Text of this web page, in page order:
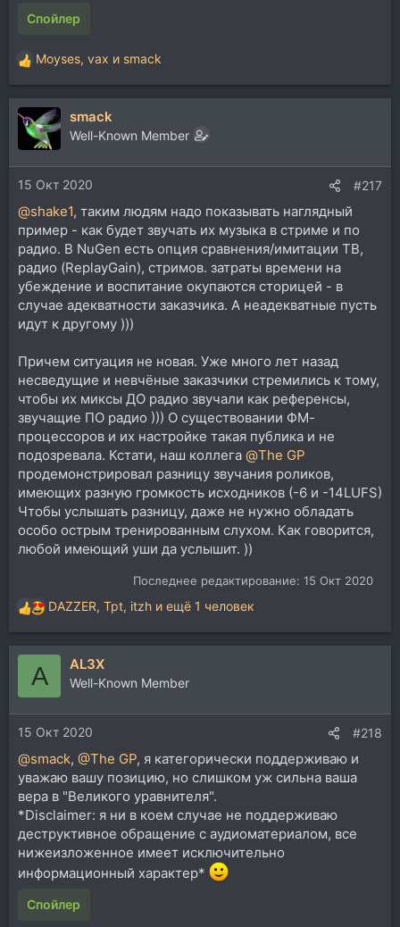
Спойлер
Р
е
а
к
и
и
:
Moyses, vax и smack
smack
Well-Known Member
15 Окт 2020 #217
@shake1, таким людям надо показывать наглядный
пример - как будет звучать их музыка в стриме и по
радио. В NuGen есть опция сравнения/имитации ТВ,
радио (ReplayGain), стримов. затраты времени на
убеждение и воспитание окупаются сторицей - в
случае адекватности заказчика. А неадекватные пусть
идут к другому )))
Причем ситуация не новая. Уже много лет назад
несведущие и невчёные заказчики стремились к тому,
чтобы их миксы ДО радио звучали как референсы,
звучащие ПО радио ))) О существовании ФМ-
процессоров и их настройке такая публика и не
подозревала. Кстати, наш коллега @The GP
продемонстрировал разницу звучания роликов,
имеющих разную громкость исходников (-6 и -14LUFS)
Чтобы услышать разницу, даже не нужно обладать
особо острым тренированным слухом. Как говорится,
любой имеющий уши да услышит. ))
Последнее редактирование: 15 Окт 2020
Р
е
а
и
и
:
DAZZER, Tpt, itzh и ещё 1 человек
A AL3X
Well-Known Member
15 Окт 2020 #218
@smack, @The GP, я категорически поддерживаю и
уважаю вашу позицию, но слишком уж сильна ваша
вера в "Великого уравнителя".
*Disclaimer: я ни в коем случае не поддерживаю
деструктивное обращение с аудиоматериалом, все
нижеизложенное имеет исключительно
информационный характер*
Спойлер